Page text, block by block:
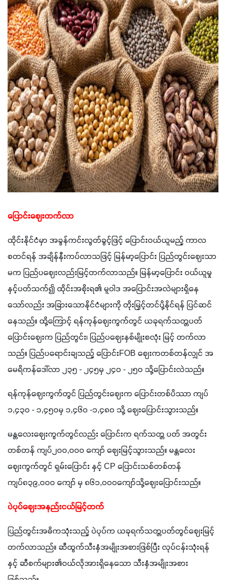
ပြောင်းဈေးတက်လာ
ထိုင်းနိုင်ငံမှာ အခွန်ကင်းလွတ်ခွင့်ဖြင့် ပြောင်း၀ယ်ယူမည့် ကာလ
စတင်ရန် အချိန်နီးကပ်လာသဖြင့် မြန်မာ့ပြောင်း ပြည်တွင်းဈေးသာ
မက ပြည်ပဈေးလည်းမြင့်တက်လာသည်။ မြန်မာ့ပြောင်း ၀ယ်ယူမှု
နှင့်ပတ်သက်၍ ထိုင်းအစိုးရ၏ မူဝါဒ အပြောင်းအလဲများရှိနေ
သော်လည်း အခြားသောနိုင်ငံများကို တိုးမြှင့်တင်ပို့နိုင်ရန် ပြင်ဆင်
နေသည်။ ထို့ကြောင့် ရန်ကုန်ဈေးကွက်တွင် ယခုရက်သတ္တပတ်
ပြောင်းဈေးက ပြည်တွင်း၊ ပြည်ပဈေးနှစ်မျိုးစလုံး မြင့် တက်လာ
သည်။ ပြည်ပရောင်းချသည့် ပြောင်းFOB ဈေးကတစ်တန်လျှင် အ
မေရိကန်ဒေါ်လာ ၂၃၅ - ၂၄၅မှ ၂၄၀ - ၂၅ဝ သို့ပြောင်းလဲသည်။
ရန်ကုန်ဈေးကွက်တွင် ပြည်တွင်းဈေးက ပြောင်းတစ်ပိဿာ ကျပ်
၁,၄၃၀ - ၁,၄၅၀မှ ၁,၄၆၀ -၁,၄၈၀ သို့ ဈေးပြောင်းသွားသည်။
မန္တလေးဈေးကွက်တွင်လည်း ပြောင်းက ရက်သတ္တ ပတ် အတွင်း
တစ်တန် ကျပ်၂၀၀,၀၀၀ ကျော် ဈေးမြင့်သွားသည်။ မန္တလေး
ဈေးကွက်တွင် ရှမ်းပြောင်း နှင့် CP ပြောင်းသစ်တစ်တန်
ကျပ်၈၃၉,၀၀၀ ကျော် မှ ၈၆၁,၀၀၀ကျော်သို့ဈေးပြောင်းသည်။
ပဲပုပ်ဈေးအနည်းငယ်မြင့်တက်
ပြည်တွင်းအဓိကသုံးသည့် ပဲပုပ်က ယခုရက်သတ္တပတ်တွင်ဈေးမြင့်
တက်လာသည်။ ဆီထွက်သီးနှံအမျိုးအစားဖြစ်ပြီး လုပ်ငန်းသုံးရန်
နှင့် ဆီစက်များ၏ဝယ်လိုအားရှိနေသော သီးနှံအမျိုးအစား